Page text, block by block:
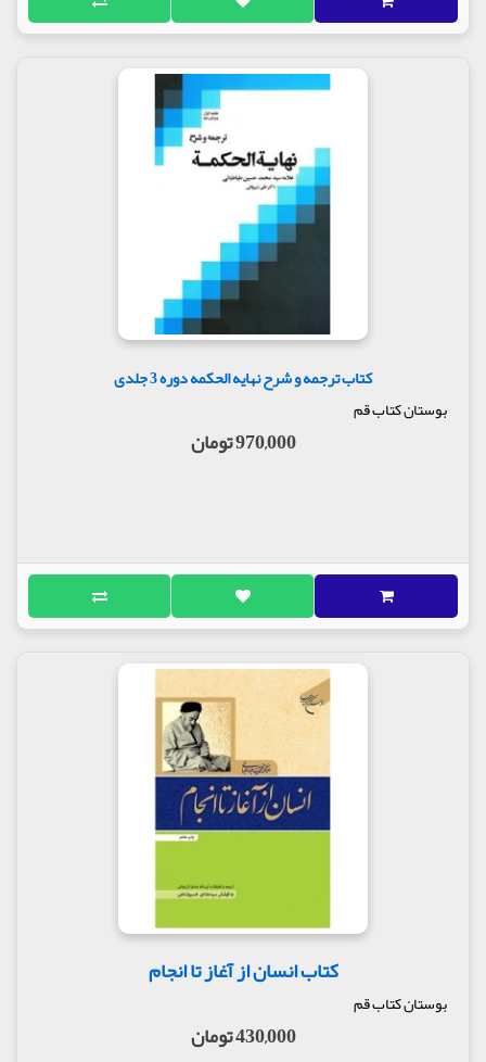
کتاب ترجمه و شرح نهایه الحکمه دوره 3 جلدی
بوستان کتاب قم
970,000 تومان
کتاب انسان از آغاز تا انجام
بوستان کتاب قم
430,000 تومان